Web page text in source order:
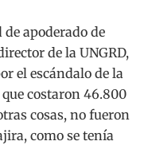
apoderado de
de la UNGRD,
el escándalo de la
costaron 46.800
cosas, no fueron
como se tenía